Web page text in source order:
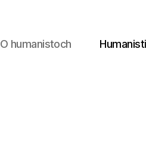
O humanistoch